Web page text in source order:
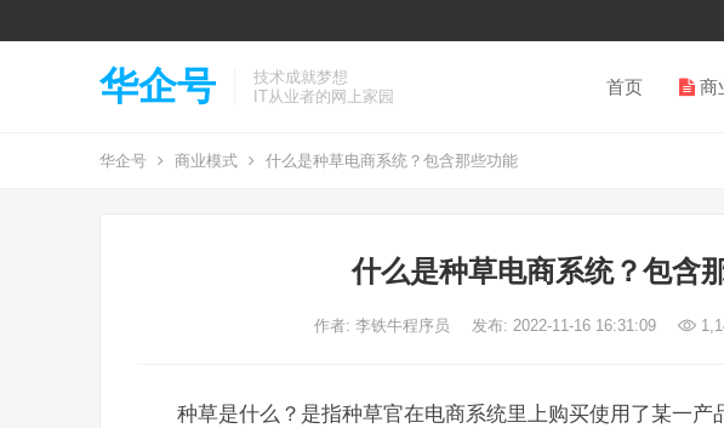
华企号
技术成就梦想
IT从业者的网上家园
首页 商
华企号 商业模式 什么是种草电商系统？包含那些功能
什么是种草电商系统？包含
作者: 李铁牛程序员 发布: 2022-11-16 16:31:09
种草是什么？是指种草官在电商系统里上购买使用了某一